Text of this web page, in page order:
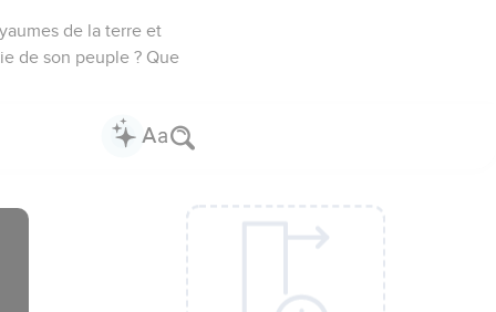
de la terre et
de son peuple ? Que